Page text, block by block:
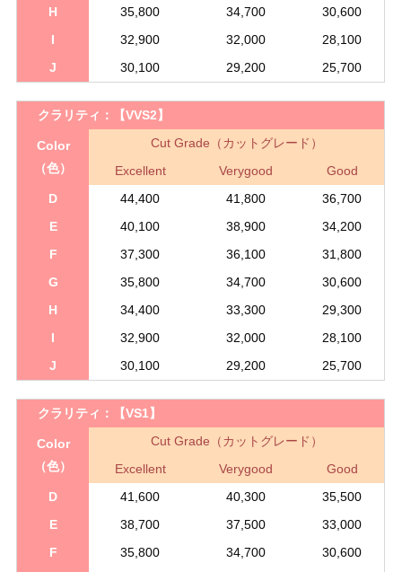
H
35,800 34,700
30,600
I
32,900 32,000
28,100
J
30,100 29,200 25,700
クラリティ： 【VVS2】
Color
（色）
Cut Grade（カットグレード）
Excellent
Verygood
Good
D
44,400 41,800
36,700
E
40,100 38,900
34,200
F
37,300 36,100
31,800
G
35,800 34,700
30,600
H
34,400 33,300
29,300
I
32,900 32,000
28,100
J
30,100 29,200 25,700
クラリティ： 【VS1】
Color
（色）
Cut Grade（カットグレード）
Excellent
Verygood
Good
D
41,600 40,300
35,500
E
38,700 37,500
33,000
F
35,800 34,700
30,600